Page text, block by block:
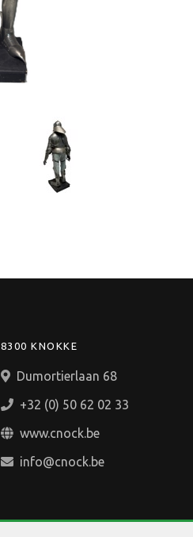
8300 KNOKKE
Dumortierlaan 68
+32 (0) 50 62 02 33
www.cnock.be
info@cnock.be